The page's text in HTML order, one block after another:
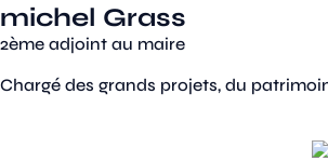
michel Grass
2ème adjoint au maire
Chargé des grands projets, du